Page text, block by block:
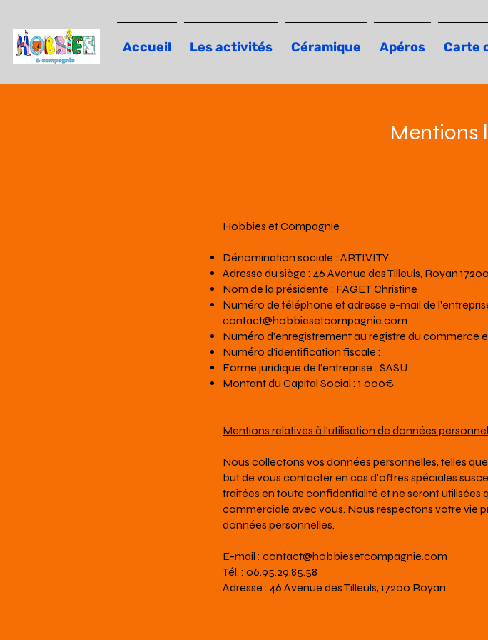
Accueil Les activités Céramique Apéros Carte
Mentions
Hobbies et Compagnie
Dénomination sociale : ARTIVITY
Adresse du siège : 46 Avenue des Tilleuls, Royan 17200
Nom de la présidente : FAGET Christine
Numéro de téléphone et adresse e-mail de
contact@hobbiesetcompagnie.com
Numéro d’enregistrement au registre du commerce
Numéro d’identification fiscale :
Forme juridique de l’entreprise : SASU
Montant du Capital Social : 1 000€
Mentions relatives à l'utilisation de données
Nous collectons vos données personnelles, telles
but de vous contacter en cas d'offres spéciales
traitées en toute confidentialité et ne seront utilisées
commerciale avec vous. Nous respectons votre vie
données personnelles.​
E-mail : contact@hobbiesetcompagnie.com
Tél. : 06.95.29.85.58
Adresse : 46 Avenue des Tilleuls, 17200 Royan